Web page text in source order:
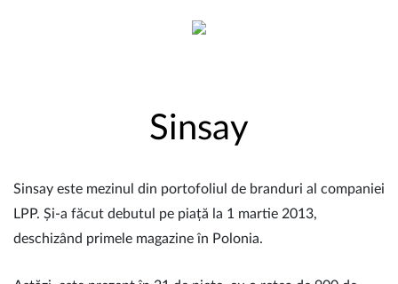
Sinsay
Sinsay este mezinul din portofoliul de branduri al companiei
LPP. Și-a făcut debutul pe piață la 1 martie 2013,
deschizând primele magazine în Polonia.